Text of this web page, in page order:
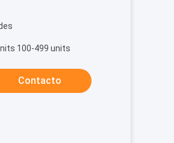
100-499 units
Contacto